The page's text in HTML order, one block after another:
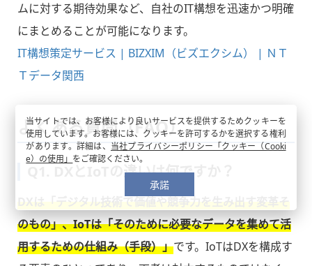
ムに対する期待効果など、自社のIT構想を迅速かつ明確
にまとめることが可能になります。
IT構想策定サービス | BIZXIM（ビズエクシム） | ＮＴ
Ｔデータ関西
よくある質問（FAQ）
Q1. DXとIoTの違いは何ですか？
DXは「デジタル技術で価値や競争力を生み出す変革そ
のもの」、IoTは「そのために必要なデータを集めて活
用するための仕組み（手段）」です。IoTはDXを構成す
当サイトでは、お客様により良いサービスを提供するためクッキーを
使用しています。お客様には、クッキーを許可するかを選択する権利
があります。詳細は、 当社プライバシーポリシー「クッキー（Cooki
e）の使用」 をご確認ください。
承諾